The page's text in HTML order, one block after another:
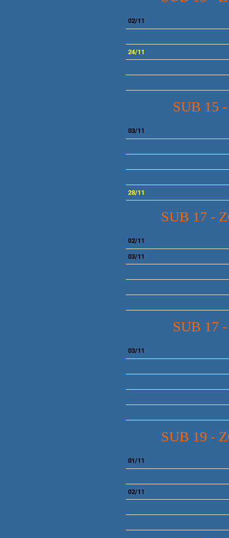
02/11
24/11
SUB 15
03/11
28/11
SUB 17 -
02/11
03/11
SUB 17
03/11
SUB 19 -
01/11
02/11